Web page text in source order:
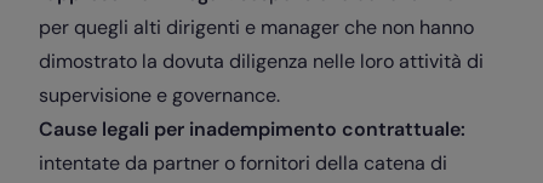
per quegli alti dirigenti e manager che non hanno
dimostrato la dovuta diligenza nelle loro attività di
supervisione e governance.
Cause legali per inadempimento contrattuale:
intentate da partner o fornitori della catena di